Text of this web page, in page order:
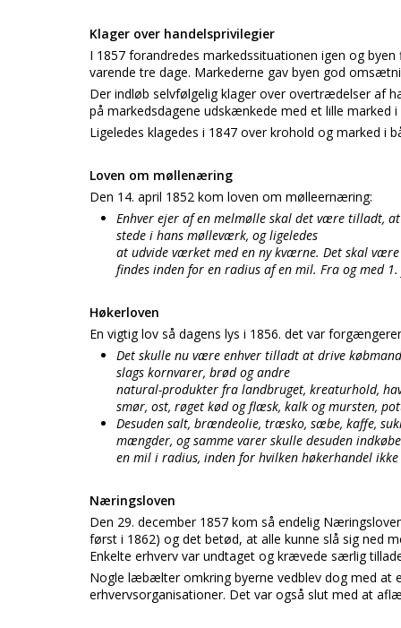
Klager over handelsprivilegier
I 1857 forandredes markedssituationen igen og
varende tre dage. Markederne gav byen god
Der indløb selvfølgelig klager over overtrædelser af
på markedsdagene udskænkede med et lille marked i
Ligeledes klagedes i 1847 over krohold og marked i
Loven om møllenæring
Den 14. april 1852 kom loven om mølleernæring:
Enhver ejer af en melmølle skal det være tilladt,
stede i hans mølleværk, og ligeledes
at udvide værket med en ny kværne. Det skal
findes inden for en radius af en mil. Fra og med
Høkerloven
En vigtig lov så dagens lys i 1856. det var
Det skulle nu være enhver tilladt at drive
slags kornvarer, brød og andre
natural-produkter fra landbruget, kreaturhold,
smør, ost, røget kød og flæsk, kalk og mursten,
Desuden salt, brændeolie, træsko, sæbe, kaffe,
mængder, og samme varer skulle desuden
en mil i radius, inden for hvilken høkerhandel
Næringsloven
Den 29. december 1857 kom så endelig
først i 1862) og det betød, at alle kunne slå sig ned
Enkelte erhverv var undtaget og krævede særlig
Nogle læbælter omkring byerne vedblev dog med at
erhvervsorganisationer. Det var også slut med at